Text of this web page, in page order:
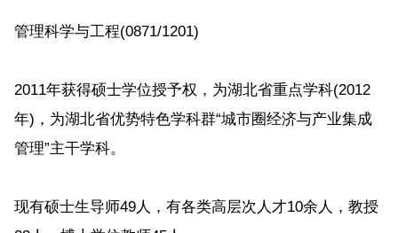
管理科学与工程(0871/1201)
2011年获得硕士学位授予权，为湖北省重点学科(2012
年)，为湖北省优势特色学科群“城市圈经济与产业集成
管理”主干学科。
现有硕士生导师49人，有各类高层次人才10余人，教授